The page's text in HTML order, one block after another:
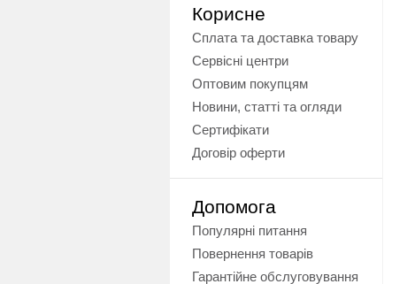
Корисне
Сплата та доставка товару
Сервісні центри
Оптовим покупцям
Новини, статті та огляди
Сертифікати
Договір оферти
Допомога
Популярні питання
Повернення товарів
Гарантійне обслуговування